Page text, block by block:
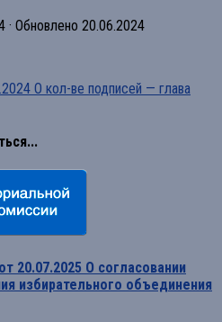
· Обновлено 20.06.2024
О кол-ве подписей — глава
20.07.2025 О согласовании
избирательного объединения